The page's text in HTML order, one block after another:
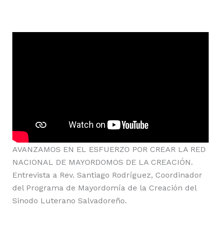
AVANZAMOS EN EL ESFUERZO POR CREAR LA RED
NACIONAL DE MAYORDOMOS DE LA CREACIÓN.
Entrevista a Rev. Santiago Rodríguez, Coordinador
del Programa de Mayordomía de la Creación del
Sinodo Luterano Salvadoreño.